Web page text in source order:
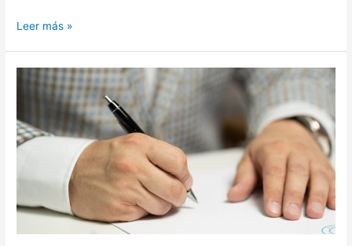
Leer más »
Obtener
nacionalidad
española
gana
año